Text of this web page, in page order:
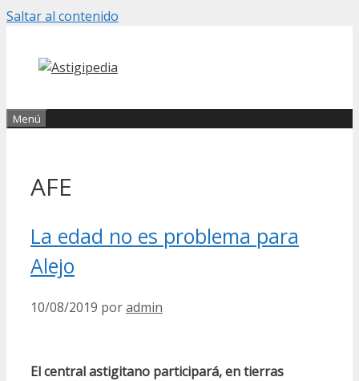
Saltar al contenido
Menú
AFE
La edad no es problema para
Alejo
10/08/2019 poradmin
El central astigitano participará, en tierras